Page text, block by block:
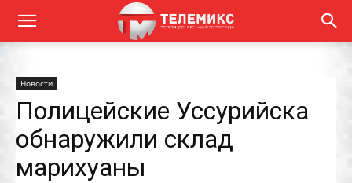
Новости
Полицейские Уссурийска
обнаружили склад
марихуаны